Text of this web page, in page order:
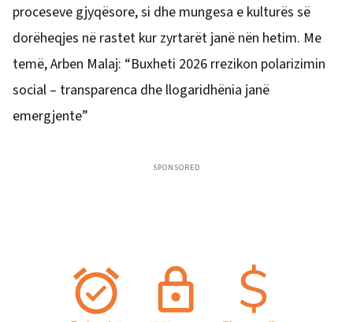
proceseve gjyqësore, si dhe mungesa e kulturës së
dorëheqjes në rastet kur zyrtarët janë nën hetim. Me
temë, Arben Malaj: “Buxheti 2026 rrezikon polarizimin
social – transparenca dhe llogaridhënia janë
emergjente”
SPONSORED